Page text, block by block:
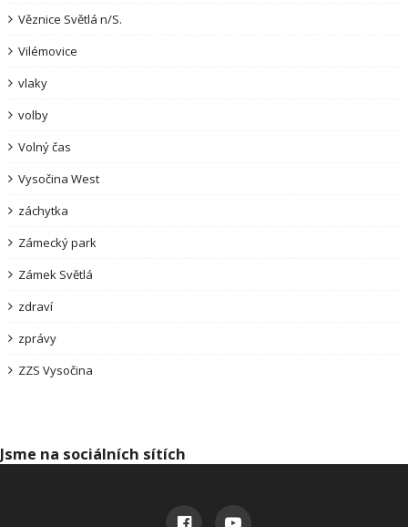
Věznice Světlá n/S.
Vilémovice
vlaky
volby
Volný čas
Vysočina West
záchytka
Zámecký park
Zámek Světlá
zdraví
zprávy
ZZS Vysočina
Jsme na sociálních sítích